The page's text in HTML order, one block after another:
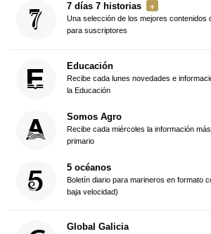
7 días 7 historias
Una selección de los mejores contenidos
para suscriptores
Educación
Recibe cada lunes novedades e
la Educación
Somos Agro
Recibe cada miércoles la información
primario
5 océanos
Boletín diario para marineros en formato
baja velocidad)
Global Galicia